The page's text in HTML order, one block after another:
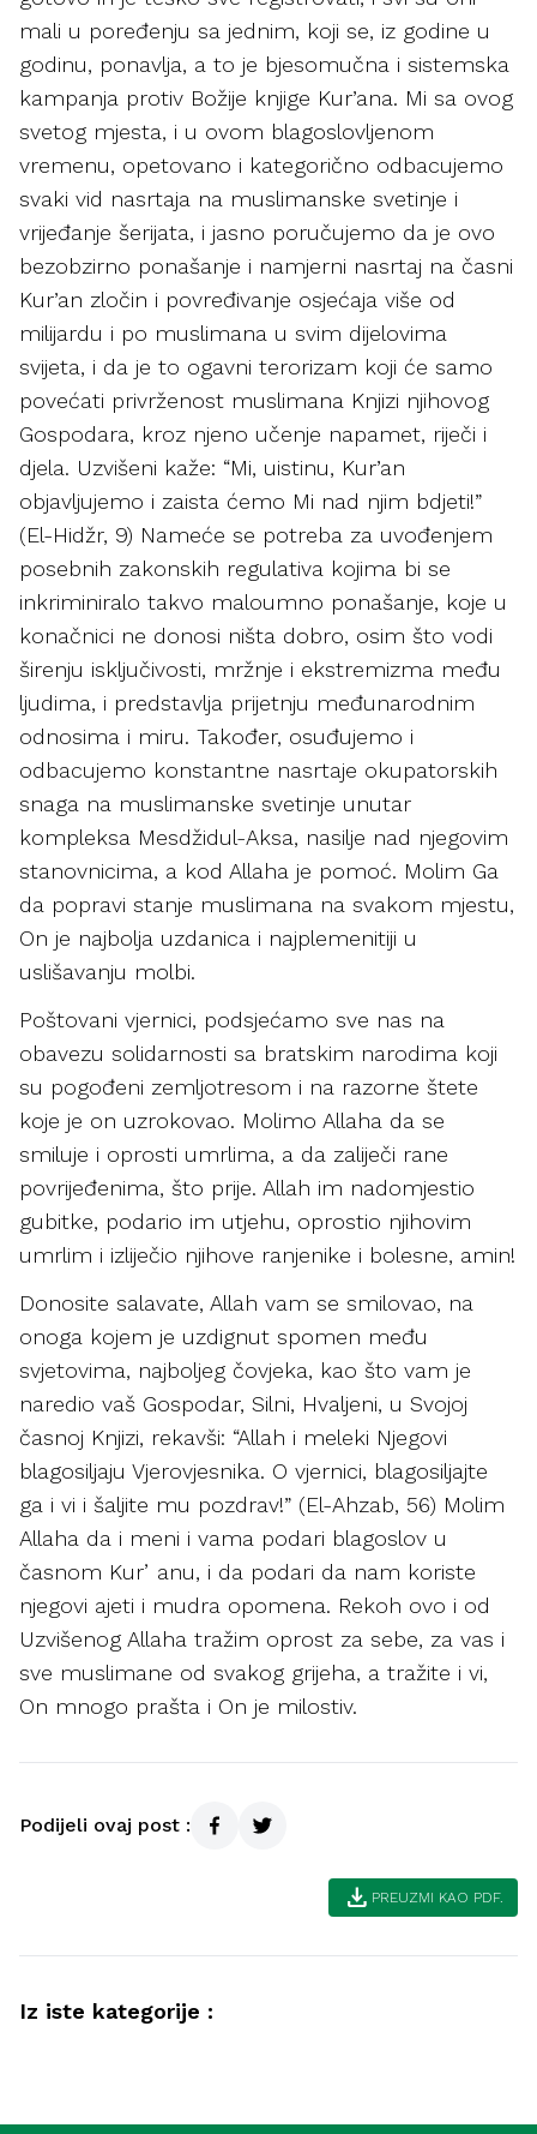
mali u poređenju sa jednim, koji se, iz godine u
godinu, ponavlja, a to je bjesomučna i sistemska
kampanja protiv Božije knjige Kur’ana. Mi sa ovog
svetog mjesta, i u ovom blagoslovljenom
vremenu, opetovano i kategorično odbacujemo
svaki vid nasrtaja na muslimanske svetinje i
vrijeđanje šerijata, i jasno poručujemo da je ovo
bezobzirno ponašanje i namjerni nasrtaj na časni
Kur’an zločin i povređivanje osjećaja više od
milijardu i po muslimana u svim dijelovima
svijeta, i da je to ogavni terorizam koji će samo
povećati privrženost muslimana Knjizi njihovog
Gospodara, kroz njeno učenje napamet, riječi i
djela. Uzvišeni kaže: “Mi, uistinu, Kur’an
objavljujemo i zaista ćemo Mi nad njim bdjeti!”
(El-Hidžr, 9) Nameće se potreba za uvođenjem
posebnih zakonskih regulativa kojima bi se
inkriminiralo takvo maloumno ponašanje, koje u
konačnici ne donosi ništa dobro, osim što vodi
širenju isključivosti, mržnje i ekstremizma među
ljudima, i predstavlja prijetnju međunarodnim
odnosima i miru. Također, osuđujemo i
odbacujemo konstantne nasrtaje okupatorskih
snaga na muslimanske svetinje unutar
kompleksa Mesdžidul-Aksa, nasilje nad njegovim
stanovnicima, a kod Allaha je pomoć. Molim Ga
da popravi stanje muslimana na svakom mjestu,
On je najbolja uzdanica i najplemenitiji u
uslišavanju molbi.
Poštovani vjernici, podsjećamo sve nas na
obavezu solidarnosti sa bratskim narodima koji
su pogođeni zemljotresom i na razorne štete
koje je on uzrokovao. Molimo Allaha da se
smiluje i oprosti umrlima, a da zaliječi rane
povrijeđenima, što prije. Allah im nadomjestio
gubitke, podario im utjehu, oprostio njihovim
umrlim i izliječio njihove ranjenike i bolesne, amin!
Donosite salavate, Allah vam se smilovao, na
onoga kojem je uzdignut spomen među
svjetovima, najboljeg čovjeka, kao što vam je
naredio vaš Gospodar, Silni, Hvaljeni, u Svojoj
časnoj Knjizi, rekavši: “Allah i meleki Njegovi
blagosiljaju Vjerovjesnika. O vjernici, blagosiljajte
ga i vi i šaljite mu pozdrav!” (El-Ahzab, 56) Molim
Allaha da i meni i vama podari blagoslov u
časnom Kurʼanu, i da podari da nam koriste
njegovi ajeti i mudra opomena. Rekoh ovo i od
Uzvišenog Allaha tražim oprost za sebe, za vas i
sve muslimane od svakog grijeha, a tražite i vi,
On mnogo prašta i On je milostiv.
Podijeli ovaj post :
download PREUZMI KAO PDF.
Iz iste kategorije :